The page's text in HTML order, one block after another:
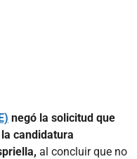
negó la solicitud que
candidatura
al concluir que no